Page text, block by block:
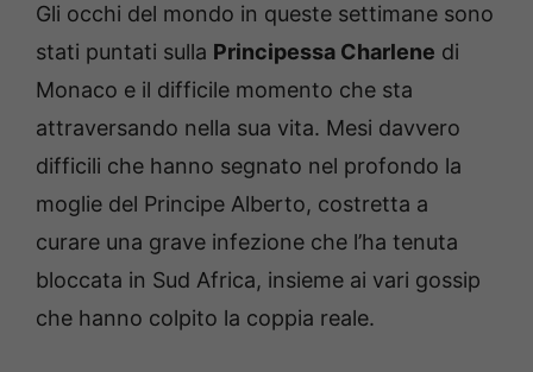
Gli occhi del mondo in queste settimane sono
stati puntati sulla Principessa Charlene di
Monaco e il difficile momento che sta
attraversando nella sua vita. Mesi davvero
difficili che hanno segnato nel profondo la
moglie del Principe Alberto, costretta a
curare una grave infezione che l’ha tenuta
bloccata in Sud Africa, insieme ai vari gossip
che hanno colpito la coppia reale.